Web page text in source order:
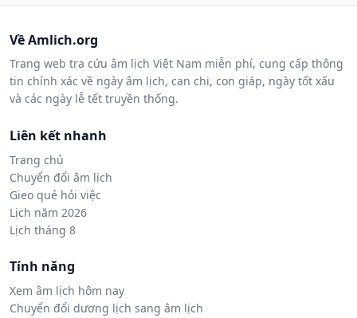
Về Amlich.org
Trang web tra cứu âm lịch Việt Nam miễn phí, cung cấp thông
tin chính xác về ngày âm lịch, can chi, con giáp, ngày tốt xấu
và các ngày lễ tết truyền thống.
Liên kết nhanh
Trang chủ
Chuyển đổi âm lịch
Gieo quẻ hỏi việc
Lịch năm 2026
Lịch tháng 8
Tính năng
Xem âm lịch hôm nay
Chuyển đổi dương lịch sang âm lịch